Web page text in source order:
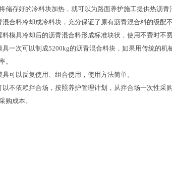
储存好的冷料块加热，就可以为路面养护施工提供热沥青
混合料冷却成冷料块，充分保证了原有沥青混合料的级配不
料模具冷却后的沥青混合料形成标准块状，使用不费时不
具一次可以制成5200kg的沥青混合料块，如果用传统的机
。
具可以反复使用、组合使用，使用方法简单。
以不依赖拌合场，按照养护管理计划，从拌合场一次性采
购成本。